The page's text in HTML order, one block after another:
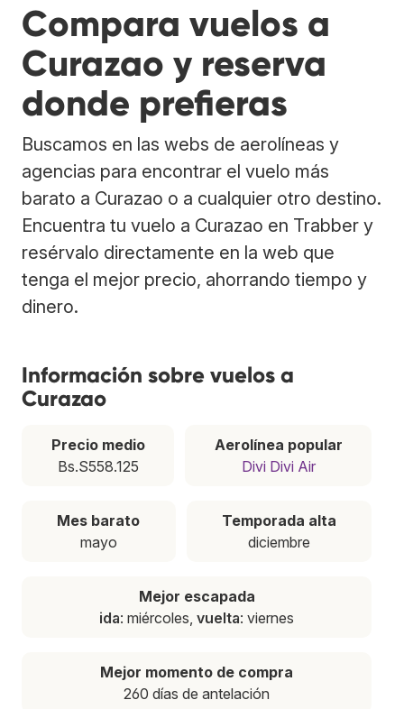
Compara vuelos a
Curazao y reserva
donde prefieras
Buscamos en las webs de aerolíneas y
agencias para encontrar el vuelo más
barato a Curazao o a cualquier otro destino.
Encuentra tu vuelo a Curazao en Trabber y
resérvalo directamente en la web que
tenga el mejor precio, ahorrando tiempo y
dinero.
Información sobre vuelos a
Curazao
Precio medio
Bs.S558.125
Aerolínea popular
Divi Divi Air
Mes barato
mayo
Temporada alta
diciembre
Mejor escapada
ida: miércoles, vuelta: viernes
Mejor momento de compra
260 días de antelación